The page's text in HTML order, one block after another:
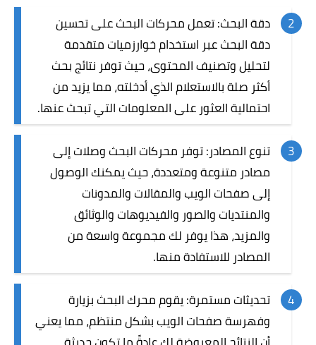
دقة البحث: تعمل محركات البحث على تحسين
دقة البحث عبر استخدام خوارزميات متقدمة
لتحليل وتصنيف المحتوى، حيث توفر نتائج بحث
أكثر صلة بالاستعلام الذي أدخلته، مما يزيد من
احتمالية العثور على المعلومات التي تبحث عنها.
تنوع المصادر: توفر محركات البحث وصلات إلى
مصادر متنوعة ومتعددة، حيث يمكنك الوصول
إلى صفحات الويب والمقالات والمدونات
والمنتديات والصور والفيديوهات والوثائق
والمزيد، هذا يوفر لك مجموعة واسعة من
المصادر للاستفادة منها.
تحديثات مستمرة: يقوم محرك البحث بزيارة
وفهرسة صفحات الويب بشكل منتظم، مما يعني